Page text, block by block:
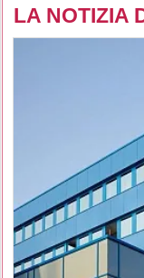
LA NOTIZIA